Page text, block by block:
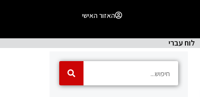
האזור האישי
לוח עברי